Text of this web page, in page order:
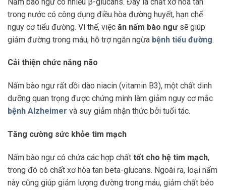
trong nước có công dụng điều hòa đường huyết, hạn chế
nguy cơ tiểu đường. Vì thế, việc ăn nấm bào ngưsẽ giúp
giảm đường trong máu, hỗ trợ ngăn ngừa bệnh tiểu đường.
Cải thiện chức năng não
Nấm bào ngư rất dồi dào niacin (vitamin B3), một chất dinh
dưỡng quan trọng được chứng minh làm giảm nguy cơ mắc
bệnh Alzheimer và suy giảm nhận thức bởi tuổi tác.
Tăng cường sức khỏe tim mạch
Nấm bào ngư có chứa các hợp chất tốt cho hệ tim mạch,
trong đó có chất xơ hòa tan beta-glucans. Ngoài ra, loại nấm
này cũng giúp giảm lượng đường trong máu, giảm chất béo